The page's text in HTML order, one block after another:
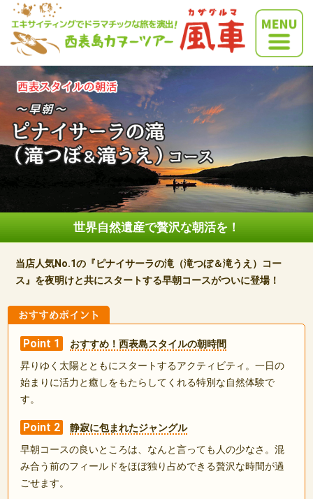
世界自然遺産で贅沢な朝活を！
当店人気No.1の『ピナイサーラの滝（滝つぼ＆滝うえ）コー
ス』を夜明けと共にスタートする早朝コースがついに登場！
Point 1
おすすめ！西表島スタイルの朝時間
昇りゆく太陽とともにスタートするアクティビティ。一日の
始まりに活力と癒しをもたらしてくれる特別な自然体験で
す。
Point 2
静寂に包まれたジャングル
早朝コースの良いところは、なんと言っても人の少なさ。混
み合う前のフィールドをほぼ独り占めできる贅沢な時間が過
ごせます。